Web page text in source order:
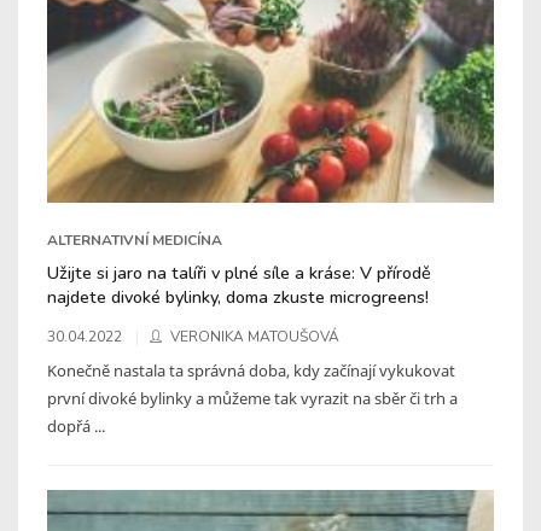
ALTERNATIVNÍ MEDICÍNA
Užijte si jaro na talíři v plné síle a kráse: V přírodě
najdete divoké bylinky, doma zkuste microgreens!
30.04.2022 VERONIKA MATOUŠOVÁ
Konečně nastala ta správná doba, kdy začínají vykukovat
první divoké bylinky a můžeme tak vyrazit na sběr či trh a
dopřá ...